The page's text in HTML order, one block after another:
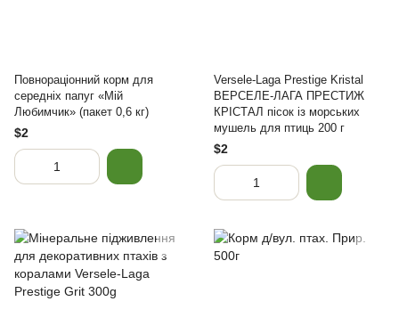
Повнораціонний корм для
середніх папуг «Мій
Любимчик» (пакет 0,6 кг)
$2
Versele-Laga Prestige Kristal
ВЕРСЕЛЕ-ЛАГА ПРЕСТИЖ
КРІСТАЛ пісок із морських
мушель для птиць 200 г
$2